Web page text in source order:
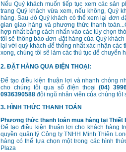
Nếu Quý khách muốn tiếp tục xem các sản
trang Quý khách vừa xem, nếu không, Quý
hàng. Sau đó Quý khách có thể xem lại đơn
gian giao hàng và phương thức thanh
hợp nhất bằng cách nhấn vào các tùy chọn
tôi sẽ thông báo đơn đặt hàng của Quý
lại với quý khách để thống nhất xác nhận
xong, chúng tôi sẽ làm các thủ tục để chuyển
2. ĐẶT HÀNG QUA ĐIỆN THOẠI:
Để tạo điều kiện thuận lợi và nhanh chóng
cho chúng tôi qua số điện thoại (04)
0936390588 đội ngũ nhân viên của chúng tôI
3. HÌNH THỨC THANH TOÁN
Phương thức thanh toán mua hàng tại Thiết
Để tạo điều kiện thuận lợi cho khách hàng
quyền quản lý Công ty TNHH Minh Thiên
hàng có thể lựa chọn một trong các hình
Plaza